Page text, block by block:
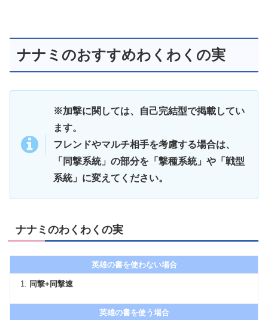
ナナミのおすすめわくわくの実
※加撃に関しては、自己完結型で掲載してい
ます。
フレンドやマルチ相手を考慮する場合は、
「同撃系統」の部分を「撃種系統」や「戦型
系統」に変えてください。
ナナミのわくわくの実
英雄の書を使わない場合
同撃+同撃速
英雄の書を使う場合